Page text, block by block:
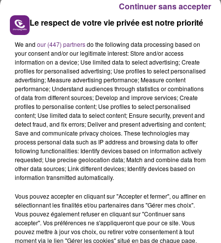
L'INSPECTION DU TRAVAIL RAPPELLE À
L'ORDRE SUR LES CONDITIONS DE...
Alors que les dates de début des vendange 2026
s'est avéré être plus précoce que prévu,
l'inspection du Travail en profite pour rappeler
les conditions de...
TITRES DIFFUSÉS
9h04
9h04
ALEX WARREN
Fever Dream
8h57
8h57
ORIA
Soiree Mondaine
Le respect de votre vie privée est notre priorité
We and our (447) partnersdo the following data processing based on
your consent and/or our legitimate interest: Store and/or access
information on a device; Use limited data to select advertising; Create
profiles for personalised advertising; Use profiles to select personalised
advertising; Measure advertising performance; Measure content
performance; Understand audiences through statistics or combinations
of data from different sources; Develop and improve services; Create
profiles to personalise content; Use profiles to select personalised
content; Use limited data to select content; Ensure security, prevent and
detect fraud, and fix errors; Deliver and present advertising and content;
Save and communicate privacy choices. These technologies may
process personal data such as IP address and browsing data to offer
following functionalities: Identify devices based on information actively
requested; Use precise geolocation data; Match and combine data from
other data sources; Link different devices; Identify devices based on
information transmitted automatically.
Vous pouvez accepter en cliquant sur "Accepter et fermer", ou affiner en
sélectionnant les finalités et/ou partenaires dans "Gérer mes choix".
Vous pouvez également refuser en cliquant sur "Continuer sans
accepter". Vos préférences ne s'appliqueront que pour ce site. Vous
pouvez mettre à jour vos choix, ou retirer votre consentement à tout
moment via le lien "Gérer les cookies" situé en bas de chaque page.
Continuer sans accepter